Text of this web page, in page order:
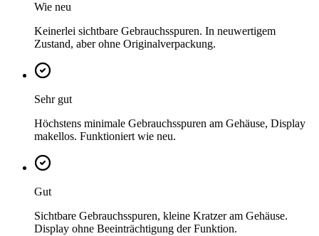
Wie neu
Keinerlei sichtbare Gebrauchsspuren. In neuwertigem
Zustand, aber ohne Originalverpackung.
Sehr gut
Höchstens minimale Gebrauchsspuren am Gehäuse, Display
makellos. Funktioniert wie neu.
Gut
Sichtbare Gebrauchsspuren, kleine Kratzer am Gehäuse.
Display ohne Beeinträchtigung der Funktion.